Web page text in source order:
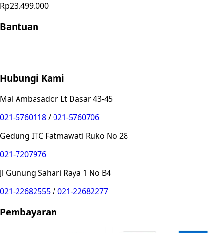
Rp23.499.000
Bantuan
Hubungi Kami
Mal Ambasador Lt Dasar 43-45
021-5760118/021-5760706
Gedung ITC Fatmawati Ruko No 28
021-7207976
Jl Gunung Sahari Raya 1 No B4
021-22682555/021-22682277
Pembayaran